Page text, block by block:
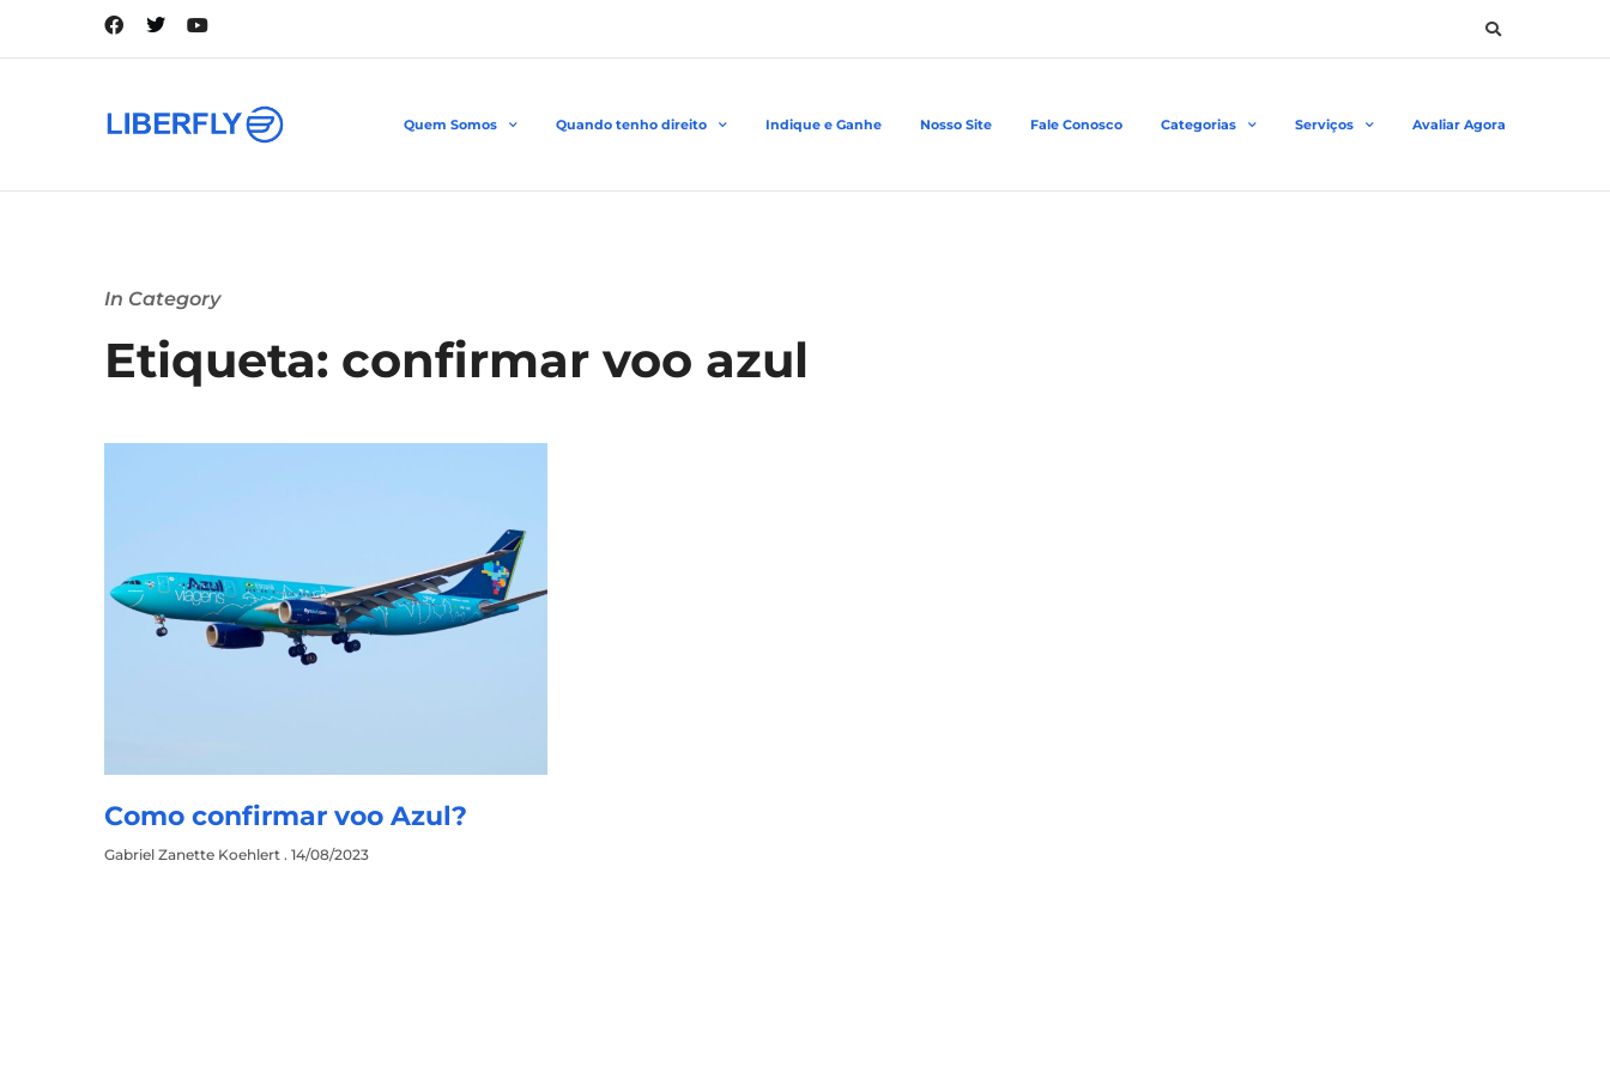
Quem Somos Quando tenho direito Indique e Ganhe Nosso Site Fale Conosco Categorias Serviços Avaliar Agora
In Category
Etiqueta: confirmar voo azul
Como confirmar voo Azul?
Gabriel Zanette Koehlert 14/08/2023